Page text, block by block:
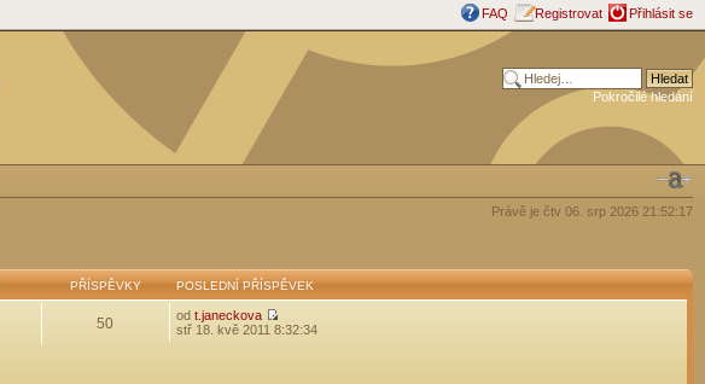
FAQ Registrovat Přihlásit se
Pokročilé hledání
Právě je čtv 06. srp 2026 21:52:17
PŘÍSPĚVKY POSLEDNÍ PŘÍSPĚVEK
50 od t.janeckova
stř 18. kvě 2011 8:32:34